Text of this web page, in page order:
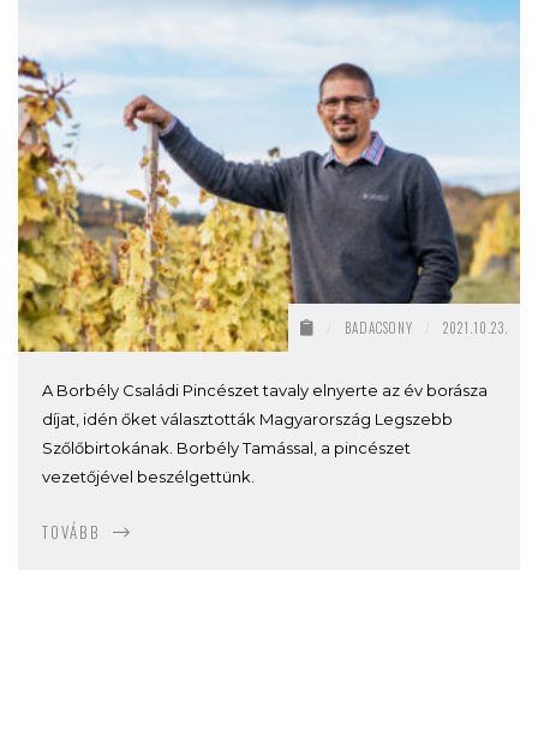
BADACSONY 2021.10.23.
A Borbély Családi Pincészet tavaly elnyerte az év borásza
díjat, idén őket választották Magyarország Legszebb
Szőlőbirtokának. Borbély Tamással, a pincészet
vezetőjével beszélgettünk.
TOVÁBB